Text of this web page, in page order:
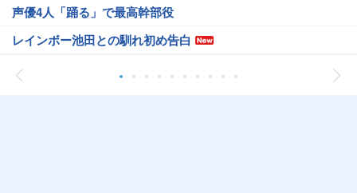
声優4人「踊る」で最高幹部役
レインボー池田との馴れ初め告白